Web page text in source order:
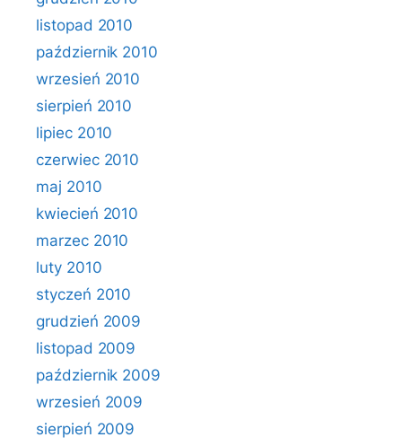
listopad 2010
październik 2010
wrzesień 2010
sierpień 2010
lipiec 2010
czerwiec 2010
maj 2010
kwiecień 2010
marzec 2010
luty 2010
styczeń 2010
grudzień 2009
listopad 2009
październik 2009
wrzesień 2009
sierpień 2009